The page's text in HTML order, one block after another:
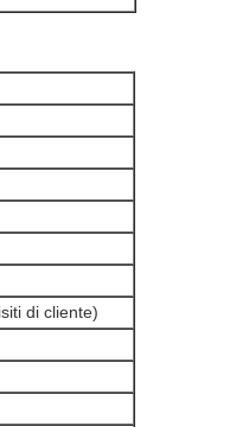
di cliente)